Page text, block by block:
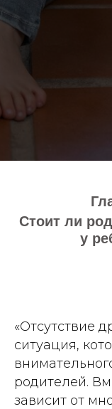
Стоит ли
у
«Отсутствие
ситуация,
родителей.
зависит от